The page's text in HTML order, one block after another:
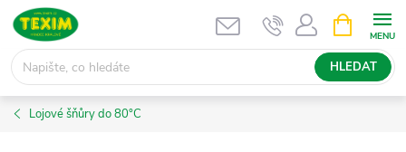
Přejít
obsah
HLEDAT
NÁKUPNÍ
KOŠÍK
Lojové šňůry do 80°C